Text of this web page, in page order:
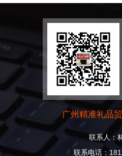
广州精准礼品
联系人：
联系电话：